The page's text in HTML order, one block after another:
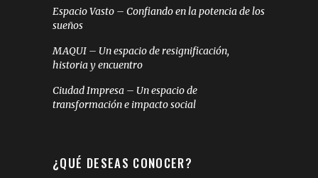
Espacio Vasto – Confiando en la potencia de los
sueños
MAQUI – Un espacio de resignificación,
historia y encuentro
Ciudad Impresa – Un espacio de
transformación e impacto social
¿QUÉ DESEAS CONOCER?